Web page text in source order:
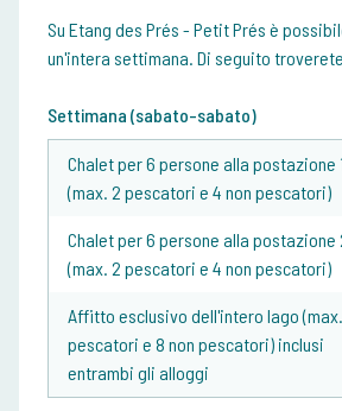
Su Etang des Prés - Petit Prés è
un'intera settimana. Di seguito
Settimana (sabato-sabato)
Chalet per 6 persone alla postazione
(max. 2 pescatori e 4 non pescatori)
Chalet per 6 persone alla postazione
(max. 2 pescatori e 4 non pescatori)
Affitto esclusivo dell'intero lago
pescatori e 8 non pescatori) inclusi
entrambi gli alloggi